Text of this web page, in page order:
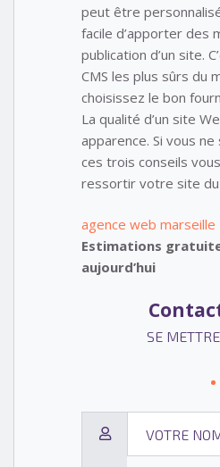
peut être
facile d’apporter des
publication d’un site.
CMS les plus sûrs du
choisissez le bon
La qualité d’un site
apparence. Si vous
ces trois conseils
ressortir votre site
agence web marseille
Estimations
aujourd’hui
SE